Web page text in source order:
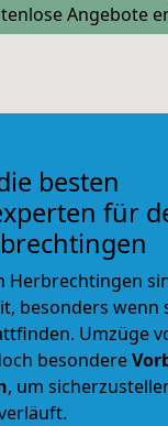
Angebote
besten
für
Herbrechtingen
besonders wenn
Umzüge
besondere
, um